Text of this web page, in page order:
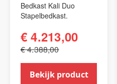
Bedkast Kali Duo
Stapelbedkast.
€ 4.213,00
€ 4.388,00
Bekijk product